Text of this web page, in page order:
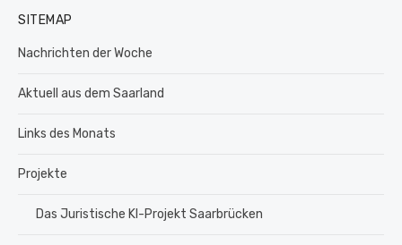
SITEMAP
Nachrichten der Woche
Aktuell aus dem Saarland
Links des Monats
Projekte
Das Juristische KI-Projekt Saarbrücken